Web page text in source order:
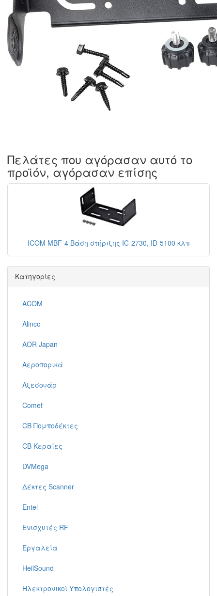
Πελάτες που αγόρασαν αυτό το
προϊόν, αγόρασαν επίσης
ICOM MBF-4 Βάση στήριξης IC-2730, ID-5100 κλπ
Κατηγορίες
ACOM
Alinco
AOR Japan
Αεροπορικά
Αξεσουάρ
Comet
CB Πομποδέκτες
CB Κεραίες
DVMega
Δέκτες Scanner
Entel
Ενισχυτές RF
Εργαλεία
HeilSound
Ηλεκτρονικοί Υπολογιστές